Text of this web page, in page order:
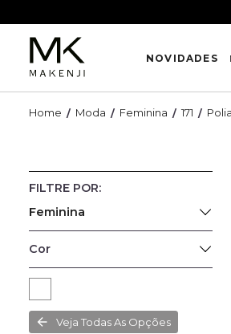
NOVIDADES
Moda Feminina 171
Feminina
Cor
Veja Todas As Opções